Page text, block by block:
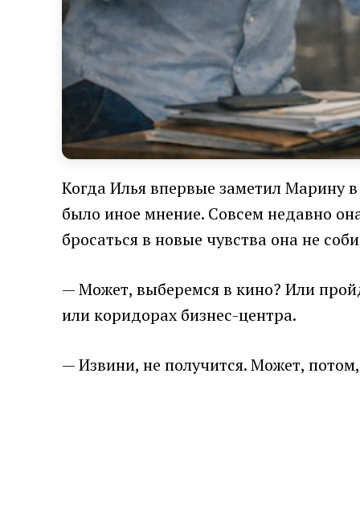
Когда Илья впервые заметил Марину
было иное мнение. Совсем недавно
бросаться в новые чувства она не
— Может, выберемся в кино? Или
или коридорах бизнес-центра.
— Извини, не получится. Может,